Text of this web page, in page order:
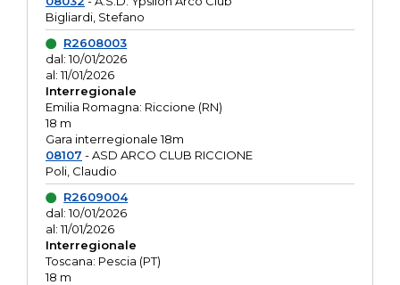
Bigliardi, Stefano
R2608003
dal: 10/01/2026
al: 11/01/2026
Interregionale
Emilia Romagna: Riccione (RN)
18 m
Gara interregionale 18m
08107 - ASD ARCO CLUB RICCIONE
Poli, Claudio
R2609004
dal: 10/01/2026
al: 11/01/2026
Interregionale
Toscana: Pescia (PT)
18 m